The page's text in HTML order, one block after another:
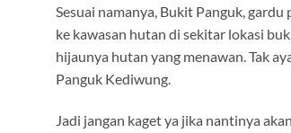
Sesuai namanya, Bukit Panguk,
ke kawasan hutan di sekitar lokasi
hijaunya hutan yang menawan. Tak
Panguk Kediwung.
Jadi jangan kaget ya jika nantinya